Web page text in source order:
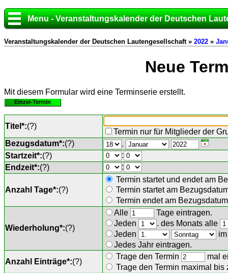
Menu - Veranstaltungskalender der Deutschen
Veranstaltungskalender der Deutschen Lautengesellschaft » 2022 »
Neue
Mit diesem Formular wird eine Terminserie erstellt.
Einzel-Termin
Titel*:(?)
Termin nur für Mitglieder der
Bezugsdatum*:(?)
.
Startzeit*:(?)
:
Endzeit*:(?) :
Anzahl Tage*:(?)
Termin startet und endet am
Termin startet am
Termin endet am
Wiederholung*:(?)
Alle
Tage eintragen.
Jeden
. des Monats alle
Jeden
Jedes Jahr eintragen.
Anzahl Einträge*:(?)
Trage den Termin
mal
Trage den Termin maximal bis